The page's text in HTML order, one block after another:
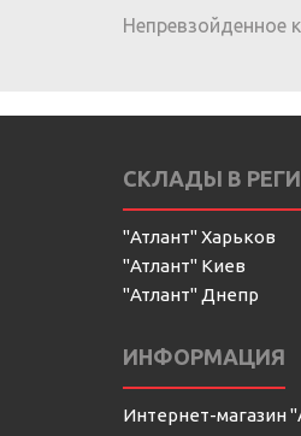
Непревзойденное
СКЛАДЫ В
"Атлант" Харьков
"Атлант" Киев
"Атлант" Днепр
ИНФОРМАЦИЯ
Интернет-магазин